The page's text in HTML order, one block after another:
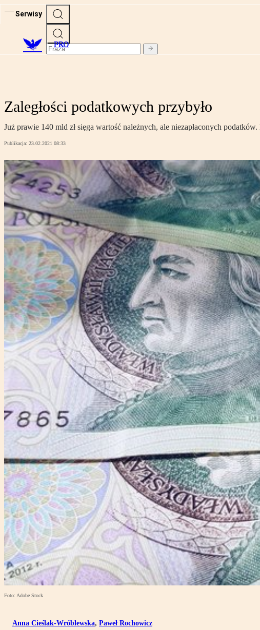
Serwisy
PRO
Zaległości podatkowych przybyło
Już prawie 140 mld zł sięga wartość należnych, ale niezapłaconych
Publikacja: 23.02.2021 08:33
Foto: Adobe Stock
Anna Cieślak-Wróblewska, Paweł Rochowicz